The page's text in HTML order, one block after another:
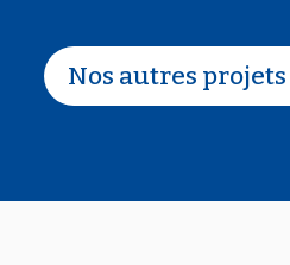
Nos autres